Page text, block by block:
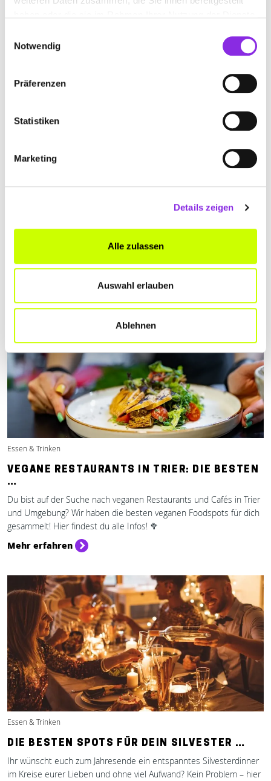
Notwendig
Präferenzen
Statistiken
Marketing
Details zeigen
Alle zulassen
Auswahl erlauben
Ablehnen
Ihr wollt dem Alltag entfliehen aber nicht direkt nach Griechenland
reisen? Kein Problem! Die kulinarische Vielfalt in der Region Trier-
Mehr erfahren
Essen & Trinken
VEGANE RESTAURANTS IN TRIER: DIE BESTEN
…
Du bist auf der Suche nach veganen Restaurants und Cafés in Trier
und Umgebung? Wir haben die besten veganen Foodspots für dich
gesammelt! Hier findest du alle Infos! 🥦
Mehr erfahren
Essen & Trinken
DIE BESTEN SPOTS FÜR DEIN SILVESTER …
Ihr wünscht euch zum Jahresende ein entspanntes Silvesterdinner
im Kreise eurer Lieben und ohne viel Aufwand? Kein Problem – hier